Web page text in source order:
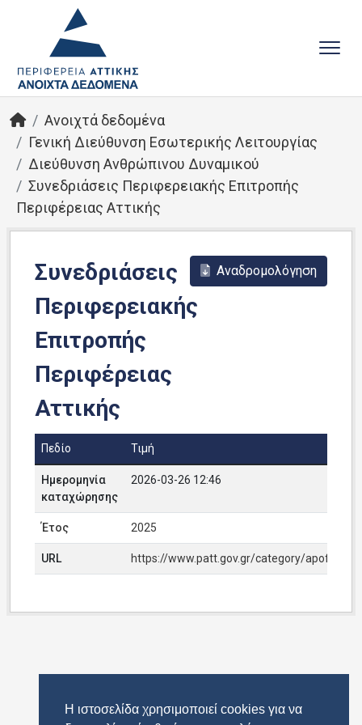
Η ιστοσελίδα χρησιμοποιεί cookies για να
Ανοιχτά δεδομένα
Γενική Διεύθυνση Εσωτερικής Λειτουργίας
Διεύθυνση Ανθρώπινου Δυναμικού
Συνεδριάσεις Περιφερειακής Επιτροπής
Περιφέρειας Αττικής
Συνεδριάσεις
Περιφερειακής
Επιτροπής
Περιφέρειας
Αττικής
Αναδρομολόγηση
Πεδίο Τιμή
Ημερομηνία
καταχώρησης
2026-03-26 12:46
Έτος 2025
URL https://www.patt.gov.gr/category/